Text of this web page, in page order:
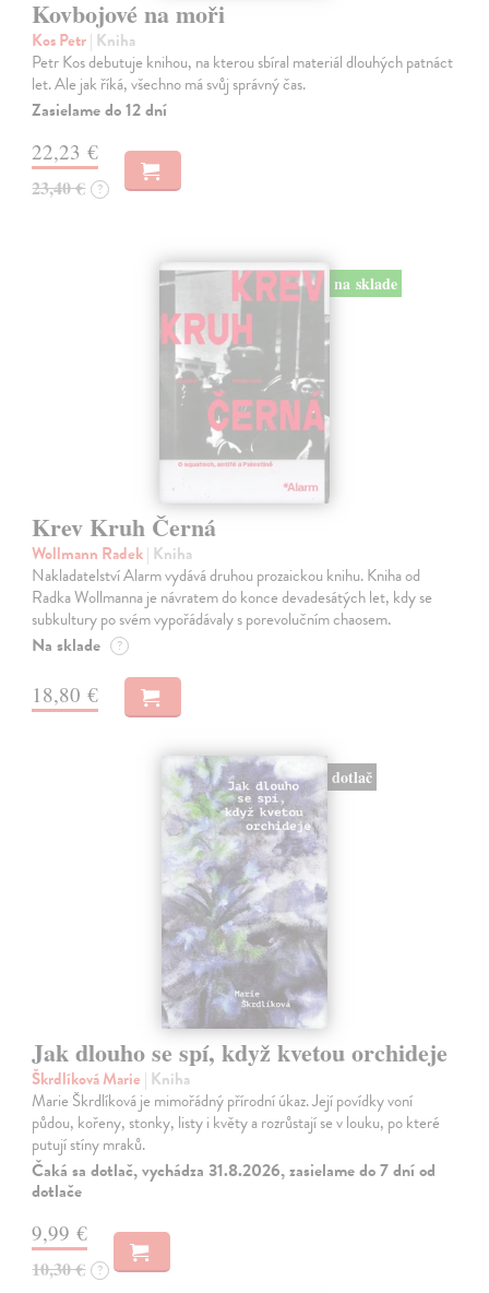
Kovbojové na moři
Kos Petr| Kniha
Petr Kos debutuje knihou, na kterou sbíral materiál dlouhých patnáct
let. Ale jak říká, všechno má svůj správný čas.
Zasielame do 12 dní
22,23 €
23,40 € ?
na sklade
Krev Kruh Černá
Wollmann Radek| Kniha
Nakladatelství Alarm vydává druhou prozaickou knihu. Kniha od
Radka Wollmanna je návratem do konce devadesátých let, kdy se
subkultury po svém vypořádávaly s porevolučním chaosem.
Na sklade ?
18,80 €
dotlač
Jak dlouho se spí, když kvetou orchideje
Škrdlíková Marie | Kniha
Marie Škrdlíková je mimořádný přírodní úkaz. Její povídky voní
půdou, kořeny, stonky, listy i květy a rozrůstají se v louku, po které
putují stíny mraků.
Čaká sa dotlač, vychádza 31.8.2026, zasielame do 7 dní od
dotlače
9,99 €
10,30 € ?